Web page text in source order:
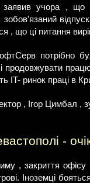
заявив учора ,
, що ці питання
потрібно
продовжувати
IT- ринок праці в
, Ігор Цимбал ,
-
, закриття
Іноземці